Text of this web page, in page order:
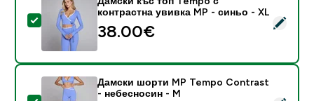
Select this product - Дамски къс топ Tempo с
контрастна увивка MP - синьо - XL
38.00€‎
Дамски шорти MP Tempo Contrast
- небесносин - M